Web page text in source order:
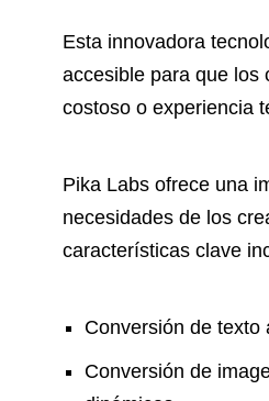
Esta innovadora
accesible para que los
costoso o experiencia
Pika Labs ofrece una
necesidades de los
características clave
Conversión de texto
Conversión de